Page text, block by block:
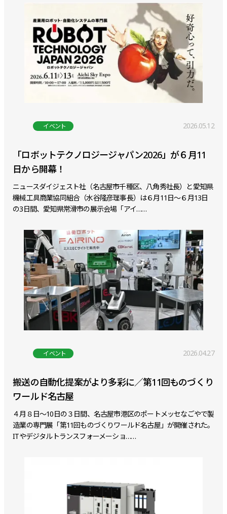
イベント 2026.05.12
「ロボットテクノロジージャパン2026」が６月11
日から開幕！
ニュースダイジェスト社（名古屋市千種区、八角秀社長）と愛知県
機械工具商業協同組合（水谷隆彦理事長）は６月11日～６月13日
の3日間、愛知県常滑市の展示会場「アイ……
イベント 2026.04.27
搬送の自動化提案がより多彩に／第11回ものづくり
ワールド名古屋
４月８日～10日の３日間、名古屋市港区のポートメッセなごやで製
造業の専門展「第11回ものづくりワールド名古屋」が開催された。
ITやデジタルトランスフォーメーショ……